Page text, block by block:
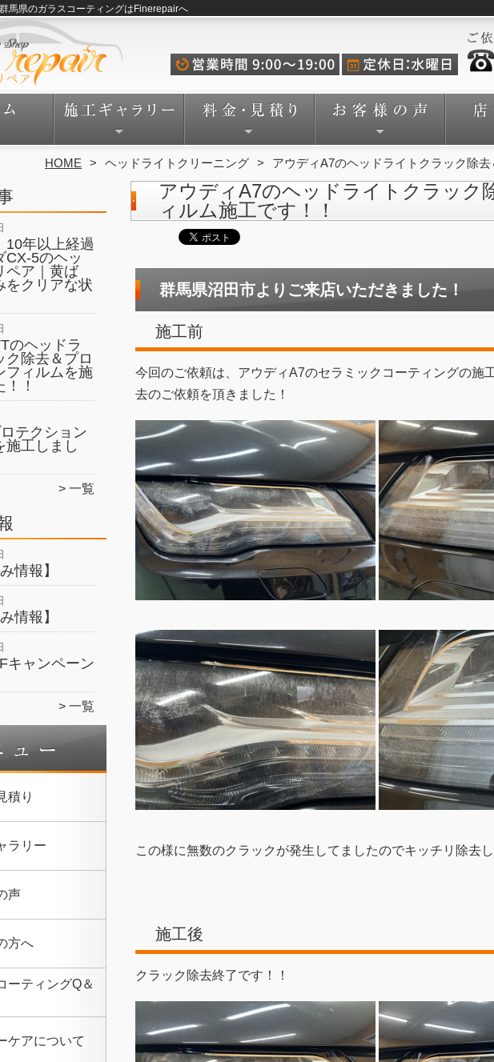
馬県のガラスコーティングはFinerepairへ
HOME ヘッドライトクリーニング アウディA7のヘッドライトクラック除
10年以上経過
CX-5のヘッ
ペア｜黄ば
をクリアな状
のヘッドラ
ク除去＆プロ
フィルムを施
！
テクション
施工しまし
一覧
情報】
情報】
キャンペーン
一覧
積り
ラリー
声
方へ
ーティングQ＆
ケアについて
アウディA7のヘッドライトクラック
ィルム施工です！！
群馬県沼田市よりご来店いただきました！
施工前
今回のご依頼は、アウディA7のセラミックコーティングの施
去のご依頼を頂きました！
この様に無数のクラックが発生してましたのでキッチリ除去
施工後
クラック除去終了です！！